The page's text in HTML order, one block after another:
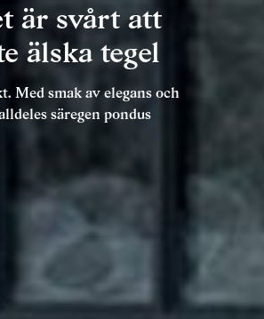
är svårt att
älska tegel
Med smak av elegans och
säregen pondus